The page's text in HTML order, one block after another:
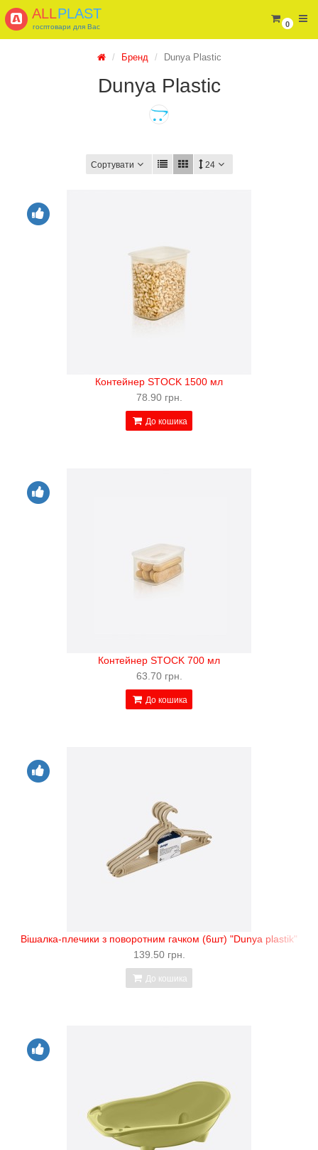
0
ALLPLAST
госптовари для Вас
Бренд Dunya Plastic
Dunya Plastic
Сортувати 24
Контейнер STOCK 1500 мл
78.90 грн.
До кошика
Контейнер STOCK 700 мл
63.70 грн.
До кошика
Вішалка-плечики з поворотним гачком (6шт) "Dunya plastik"
139.50 грн.
До кошика